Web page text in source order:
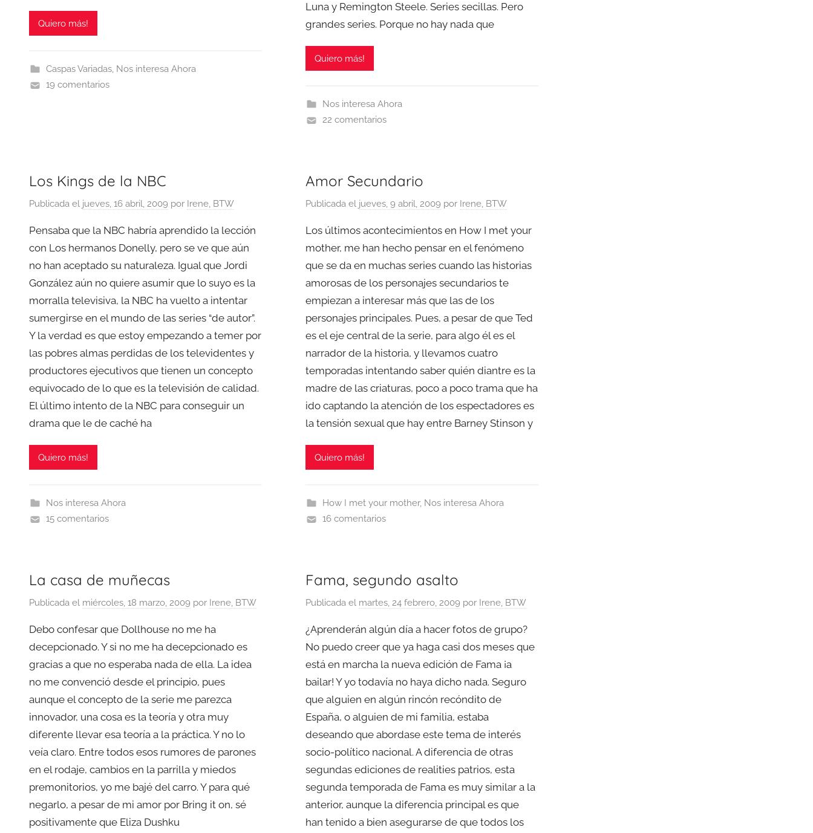
Quiero más!
Caspas Variadas, Nos interesa Ahora
19 comentarios
Luna y Remington Steele. Series secillas. Pero
grandes series. Porque no hay nada que
Quiero más!
Nos interesa Ahora
22 comentarios
Los Kings de la NBC
Publicada el jueves, 16 abril, 2009 por Irene, BTW
Pensaba que la NBC habría aprendido la lección
con Los hermanos Donelly, pero se ve que aún
no han aceptado su naturaleza. Igual que Jordi
González aún no quiere asumir que lo suyo es la
morralla televisiva, la NBC ha vuelto a intentar
sumergirse en el mundo de las series “de autor”.
Y la verdad es que estoy empezando a temer por
las pobres almas perdidas de los televidentes y
productores ejecutivos que tienen un concepto
equivocado de lo que es la televisión de calidad.
El último intento de la NBC para conseguir un
drama que le de caché ha
Quiero más!
Nos interesa Ahora
15 comentarios
Amor Secundario
Publicada el jueves, 9 abril, 2009 por Irene, BTW
Los últimos acontecimientos en How I met your
mother, me han hecho pensar en el fenómeno
que se da en muchas series cuando las historias
amorosas de los personajes secundarios te
empiezan a interesar más que las de los
personajes principales. Pues, a pesar de que Ted
es el eje central de la serie, para algo él es el
narrador de la historia, y llevamos cuatro
temporadas intentando saber quién diantre es la
madre de las criaturas, poco a poco trama que ha
ido captando la atención de los espectadores es
la tensión sexual que hay entre Barney Stinson y
Quiero más!
How I met your mother, Nos interesa Ahora
16 comentarios
La casa de muñecas
Publicada el miércoles, 18 marzo, 2009 por Irene, BTW
Debo confesar que Dollhouse no me ha
decepcionado. Y si no me ha decepcionado es
gracias a que no esperaba nada de ella. La idea
no me convenció desde el principio, pues
aunque el concepto de la serie me parezca
innovador, una cosa es la teoría y otra muy
diferente llevar esa teoría a la práctica. Y no lo
veía claro. Entre todos esos rumores de parones
en el rodaje, cambios en la parrilla y miedos
premonitorios, yo me bajé del carro. Y para qué
negarlo, a pesar de mi amor por Bring it on, sé
positivamente que Eliza Dushku
Fama, segundo asalto
Publicada el martes, 24 febrero, 2009 por Irene, BTW
¿Aprenderán algún día a hacer fotos de grupo?
No puedo creer que ya haga casi dos meses que
está en marcha la nueva edición de Fama ¡a
bailar! Y yo todavía no haya dicho nada. Seguro
que alguien en algún rincón recóndito de
España, o alguien de mi familia, estaba
deseando que abordase este tema de interés
socio-político nacional. A diferencia de otras
segundas ediciones de realities patrios, esta
segunda temporada de Fama es muy similar a la
anterior, aunque la diferencia principal es que
han tenido a bien asegurarse de que todos los